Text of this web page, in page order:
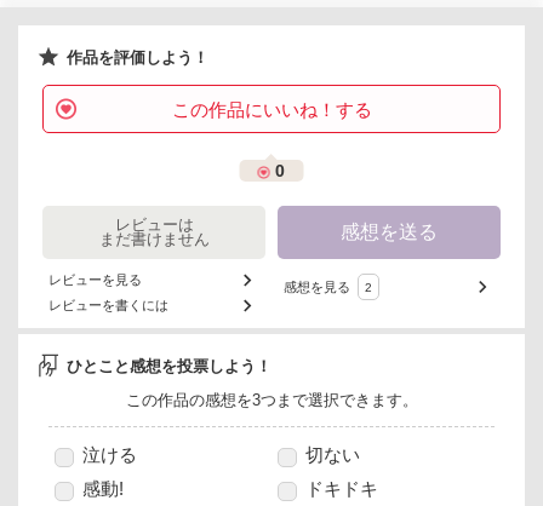
作品を評価しよう！
この作品にいいね！する
0
レビューは
まだ書けません
レビューを見る
レビューを書くには
感想を送る
感想を見る 2
ひとこと感想を投票しよう！
この作品の感想を3つまで選択できます。
泣ける
切ない
感動!
ドキドキ